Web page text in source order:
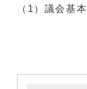
（1）議会基